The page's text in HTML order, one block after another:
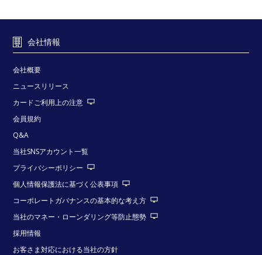
会社情報
会社概要
ニュースリリース
カードご利用上の注意
会員規約
Q&A
当社SNSアカウント一覧
プライバシーポリシー
個人情報保護法に基づく公表事項
コーポレートガバナンスの基本的な考え方
当社のマネー・ローンダリング等防止態勢
採用情報
お客さま対応における当社の方針